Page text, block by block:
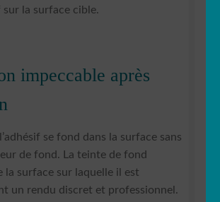
sur la surface cible.
impeccable après
se fond dans la surface sans
de fond. La teinte de fond
la surface sur laquelle il est
un rendu discret et professionnel.